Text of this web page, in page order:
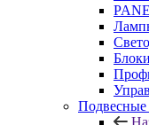
Подвесные